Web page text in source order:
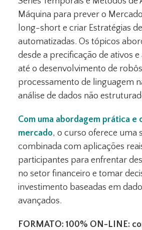
Máquina para prever o
long-short e criar Estratégias
automatizadas. Os tópicos
desde a precificação de ativos e
até o desenvolvimento de
processamento de linguagem
análise de dados não
Com uma abordagem prática e
mercado, o curso oferece uma
combinada com aplicações
participantes para enfrentar
no setor financeiro e tomar
investimento baseadas em
avançados.
FORMATO: 100% ON-LINE: